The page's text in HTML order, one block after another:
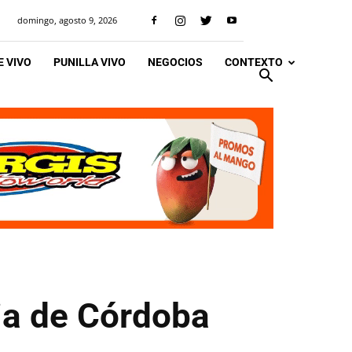
domingo, agosto 9, 2026
VIVO PUNILLA VIVO NEGOCIOS CONTEXTO
de Córdoba